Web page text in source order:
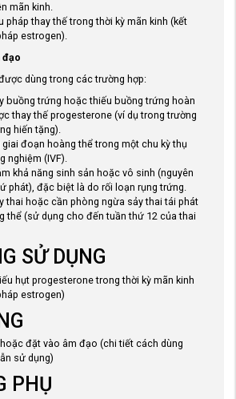
mãn kinh.
pháp thay thế trong thời kỳ mãn kinh (kết
estrogen).
đạo
dùng trong các trường hợp:
buồng trứng hoặc thiếu buồng trứng hoàn
thay thế progesterone (ví dụ trong trường
hiến tặng).
giai đoạn hoàng thể trong một chu kỳ thụ
nghiệm (IVF).
khả năng sinh sản hoặc vô sinh (nguyên
phát), đặc biệt là do rối loạn rụng trứng.
thai hoặc cần phòng ngừa sảy thai tái phát
thể (sử dụng cho đến tuần thứ 12 của thai
SỬ DỤNG
hụt progesterone trong thời kỳ mãn kinh
estrogen)
đặt vào âm đạo (chi tiết cách dùng
sử dụng)
PHỤ